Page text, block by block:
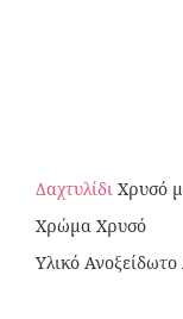
Δαχτυλίδι Χρυσό
Χρώμα Χρυσό
Υλικό Ανοξείδωτο